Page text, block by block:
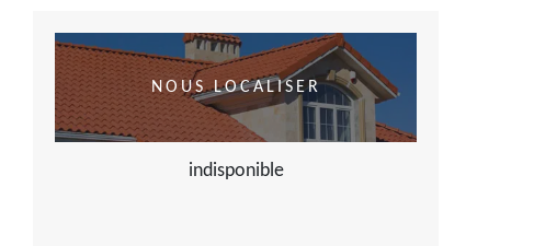
NOUS LOCALISER
indisponible